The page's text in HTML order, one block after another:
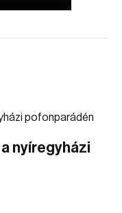
nyíregyházi